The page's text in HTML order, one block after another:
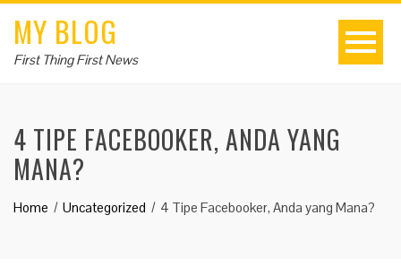
MY BLOG
First Thing First News
4 TIPE FACEBOOKER, ANDA YANG
MANA?
Home Uncategorized 4 Tipe Facebooker, Anda yang Mana?